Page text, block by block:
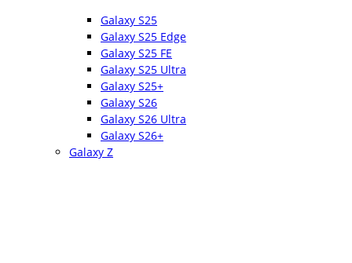
Galaxy S25
Galaxy S25 Edge
Galaxy S25 FE
Galaxy S25 Ultra
Galaxy S25+
Galaxy S26
Galaxy S26 Ultra
Galaxy S26+
Galaxy Z